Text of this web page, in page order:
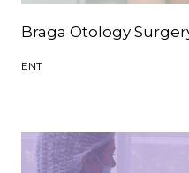
Braga Otology
ENT